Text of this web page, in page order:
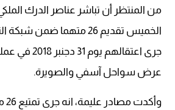
من المنتظر أن تباشر عناصر الدرك
الخميس تقديم 26 متهما
جرى اعتقالهم
عرض سواحل آسفي والصويرة.